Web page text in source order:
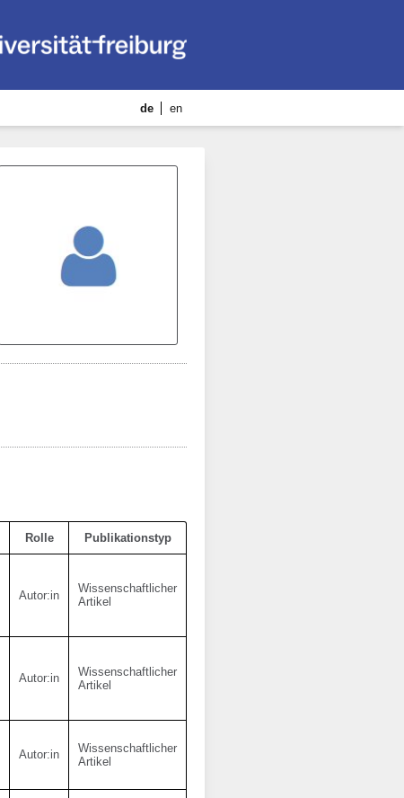
de en
Rolle Publikationstyp
Autor:in
Wissenschaftlicher
Artikel
Autor:in
Wissenschaftlicher
Artikel
Autor:in
Wissenschaftlicher
Artikel